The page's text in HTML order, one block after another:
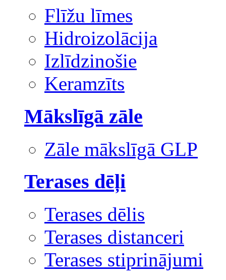
Flīžu līmes
Hidroizolācija
Izlīdzinošie
Keramzīts
Mākslīgā zāle
Zāle mākslīgā GLP
Terases dēļi
Terases dēlis
Terases distanceri
Terases stiprinājumi